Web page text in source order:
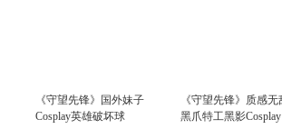
《守望先锋》国外妹子
Cosplay英雄破坏球
《守望先锋》质感无
黑爪特工黑影Cosplay